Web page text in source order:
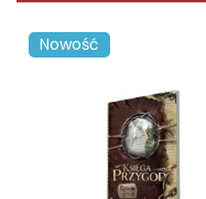
Nowość